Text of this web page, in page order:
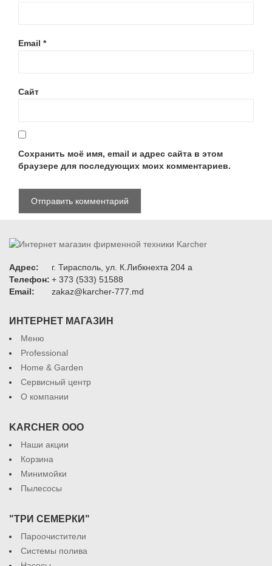
Email *
Сайт
Сохранить моё имя, email и адрес сайта в этом
браузере для последующих моих комментариев.
Адрес:
г. Тирасполь, ул. К.Либкнехта 204 а
Телефон: + 373 (533) 51588
Email:
zakaz@karcher-777.md
ИНТЕРНЕТ МАГАЗИН
Меню
Professional
Home & Garden
Сервисный центр
О компании
KARCHER ООО
Наши акции
Корзина
Минимойки
Пылесосы
"ТРИ СЕМЕРКИ"
Пароочистители
Системы полива